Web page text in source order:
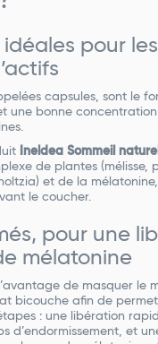
idéales pour les
capsules, sont le
une bonne
Ineldea Sommeil
de plantes (mélisse,
et de la
le coucher.
pour une
mélatonine
de masquer le
bicouche afin de
: une libération
d’endormissement, et